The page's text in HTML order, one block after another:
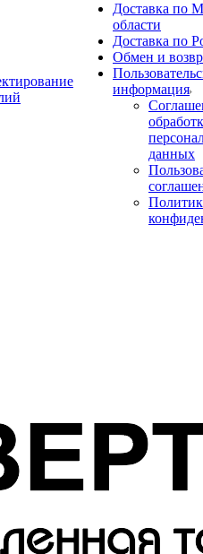
Доставка по
области
Доставка по
Обмен и
информация
данных